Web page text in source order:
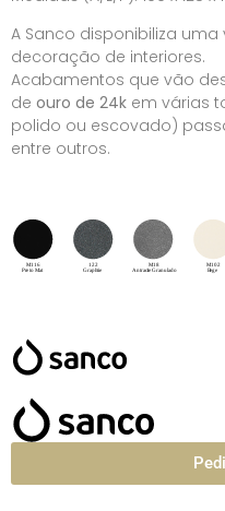
A Sanco disponibiliza
decoração de interiores.
Acabamentos que vão
de ouro de 24k em várias
polido ou escovado)
entre outros.